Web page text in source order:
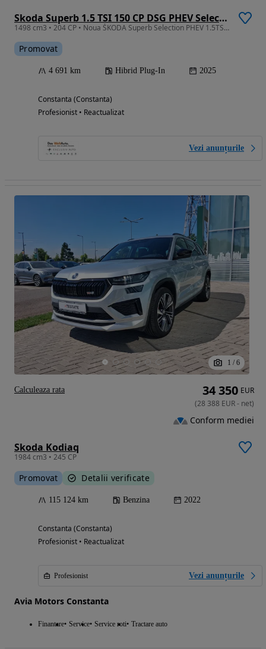
Skoda Superb 1.5 TSI 150 CP DSG PHEV Selection
1498 cm3 • 204 CP • Noua ŠKODA Superb Selection PHEV 1.5TSI DSG 204CP 2025MY
Promovat
4 691 km Hibrid Plug-In 2025
Constanta (Constanta)
Profesionist • Reactualizat
Vezi anunțurile
1 / 6
Skoda Kodiaq
1984 cm3 • 245 CP
Promovat Detalii verificate
115 124 km Benzina 2022
Constanta (Constanta)
Profesionist • Reactualizat
Profesionist Vezi anunțurile
Avia Motors Constanta
Finantare Service Service roti Tractare auto
34 350 EUR
(28 388 EUR- net)
Conform mediei
Calculeaza rata